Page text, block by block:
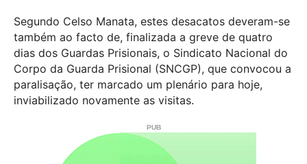
Segundo Celso Manata, estes desacatos deveram-se
também ao facto de, finalizada a greve de quatro
dias dos Guardas Prisionais, o Sindicato Nacional do
Corpo da Guarda Prisional (SNCGP), que convocou a
paralisação, ter marcado um plenário para hoje,
inviabilizado novamente as visitas.